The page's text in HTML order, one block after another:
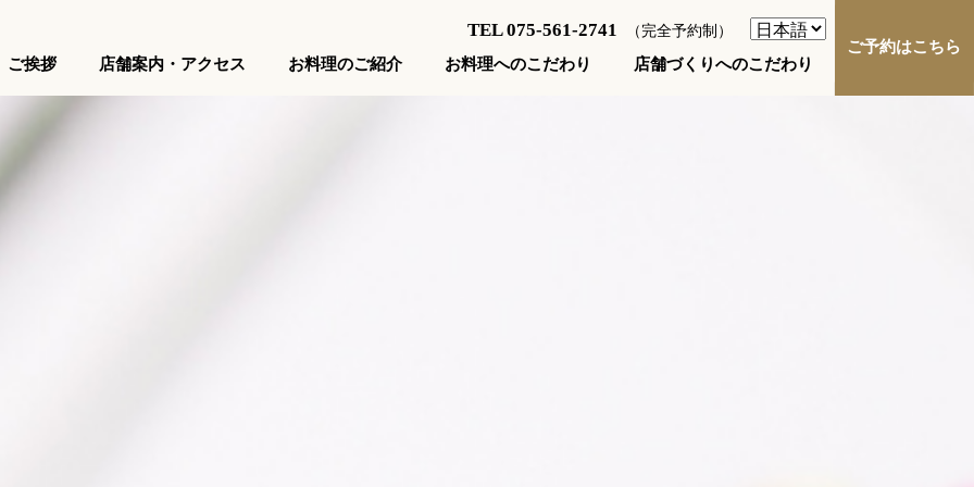
TEL 075-561-2741 （完全予約制）
ご予約はこちら
ご挨拶 店舗案内・アクセス お料理のご紹介 お料理へのこだわり 店舗づくりへのこだわり